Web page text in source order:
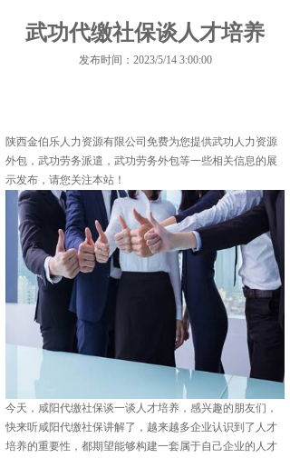
武功代缴社保谈人才培养
发布时间：2023/5/14 3:00:00
陕西金伯乐人力资源有限公司免费为您提供武功人力资源
外包 ，武功劳务派遣，武功劳务外包等一些相关信息的展
示发布，请您关注本站！
今天，咸阳代缴社保谈一谈人才培养，感兴趣的朋友们，
快来听咸阳代缴社保讲解了，越来越多企业认识到了人才
培养的重要性，都期望能够构建一套属于自己企业的人才